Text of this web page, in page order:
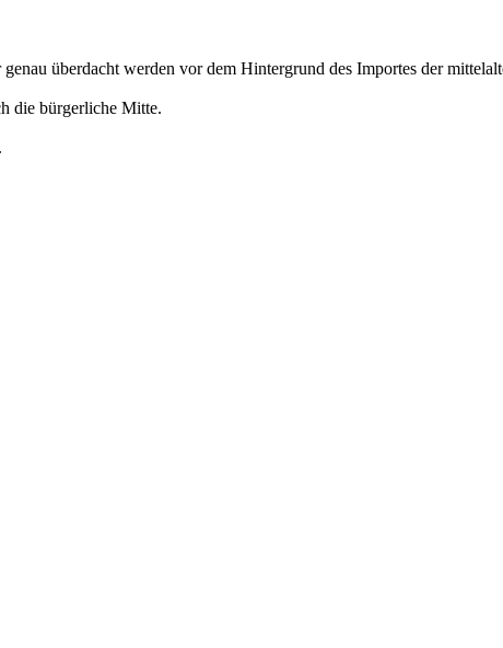
überdacht werden vor dem Hintergrund des Importes der
die bürgerliche Mitte.